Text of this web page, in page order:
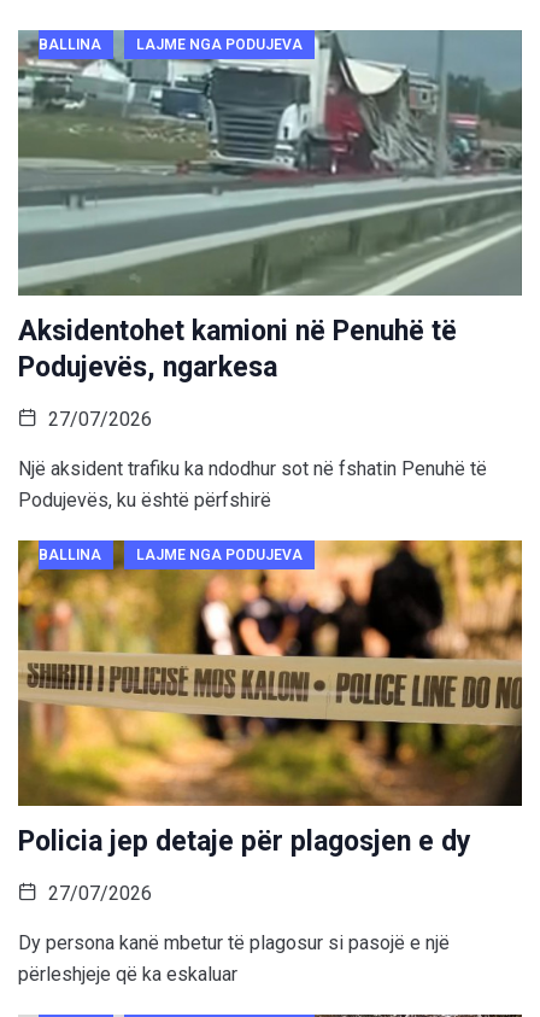
BALLINA LAJME NGA PODUJEVA
Aksidentohet kamioni në Penuhë të
Podujevës, ngarkesa
27/07/2026
Një aksident trafiku ka ndodhur sot në fshatin Penuhë të
Podujevës, ku është përfshirë
BALLINA LAJME NGA PODUJEVA
Policia jep detaje për plagosjen e dy
27/07/2026
Dy persona kanë mbetur të plagosur si pasojë e një
përleshjeje që ka eskaluar